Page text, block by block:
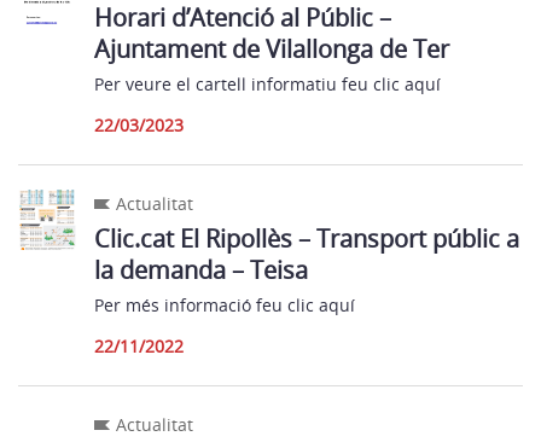
Horari d’Atenció al Públic –
Ajuntament de Vilallonga de Ter
Per veure el cartell informatiu feu clic aquí
22/03/2023
Actualitat
Clic.cat El Ripollès – Transport públic a
la demanda – Teisa
Per més informació feu clic aquí
22/11/2022
Actualitat